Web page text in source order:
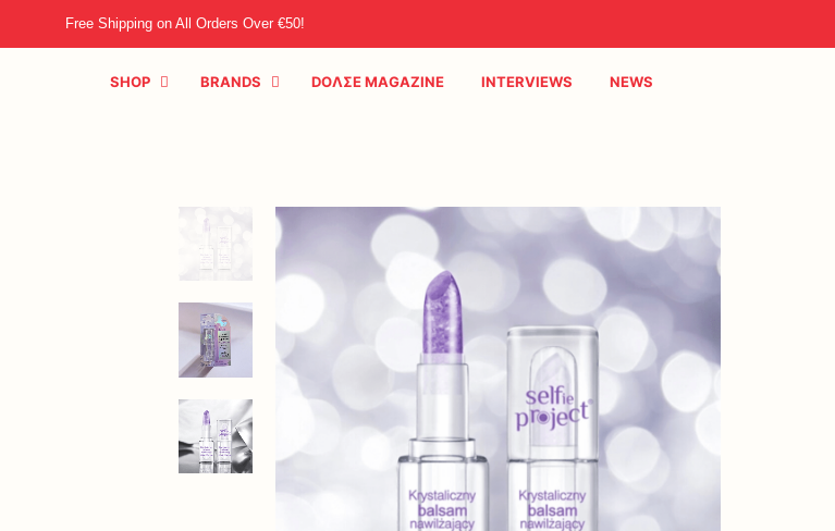
Free Shipping on All Orders Over €50!
SHOP BRANDS DOΛΣE MAGAZINE INTERVIEWS NEWS